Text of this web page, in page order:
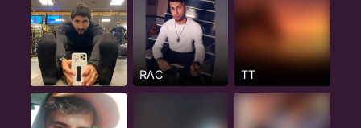
RAC TT